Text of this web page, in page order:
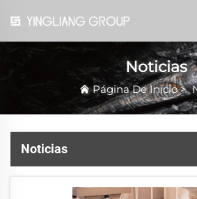
Noticias
Página De Inicio>
Noticias